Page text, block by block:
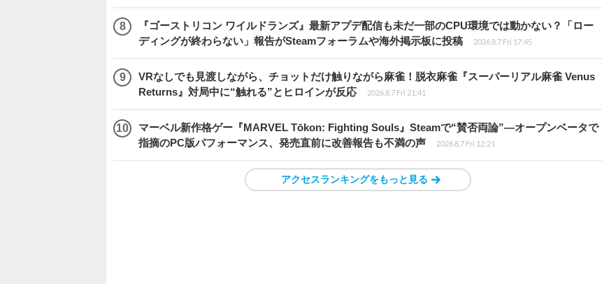
『ゴーストリコン ワイルドランズ』最新アプデ配信も未だ一部のCPU環境では動かない？「ロー
ディングが終わらない」報告がSteamフォーラムや海外掲示板に投稿
2026.8.7 Fri 17:45
VRなしでも見渡しながら、チョットだけ触りながら麻雀！脱衣麻雀『スーパーリアル麻雀 Venus
Returns』対局中に“触れる”とヒロインが反応
2026.8.7 Fri 21:41
マーベル新作格ゲー『MARVEL Tōkon: Fighting Souls』Steamで“賛否両論”―オープンベータで
指摘のPC版パフォーマンス、発売直前に改善報告も不満の声
2026.8.7 Fri 12:21
アクセスランキングをもっと見る